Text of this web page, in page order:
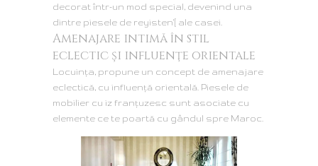
decorat într-un mod special, devenind una
dintre piesele de reyisten'[ ale casei.
Amenajare intimă în stil
eclectic şi influenţe orientale
Locuința, propune un concept de amenajare
eclectică, cu influenţă orientală. Piesele de
mobilier cu iz franțuzesc sunt asociate cu
elemente ce te poartă cu gândul spre Maroc.